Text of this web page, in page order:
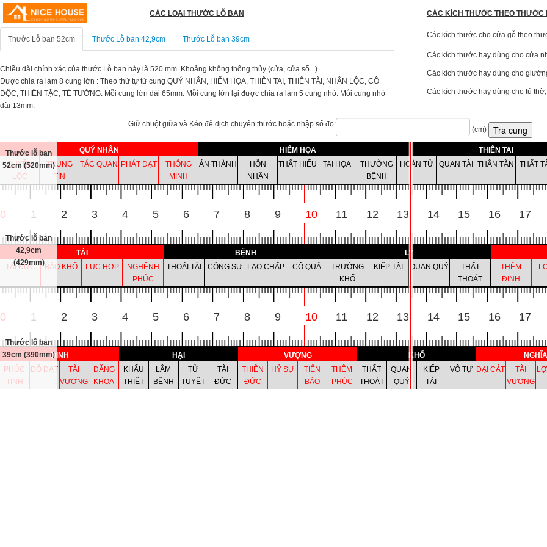
CÁC LOẠI THƯỚC LỖ BAN
Thước Lỗ ban 52cm Thước Lỗ ban 42,9cm Thước Lỗ ban 39cm
Chiều dài chính xác của thước Lỗ ban này là 520 mm. Khoảng không thông thủy (cửa, cửa sổ...)
Được chia ra làm 8 cung lớn : Theo thứ tự từ cung QUÝ NHÂN, HIỂM HỌA, THIÊN TAI, THIÊN TÀI, NHÂN LỘC, CÔ
ĐỘC, THIÊN TẶC, TỂ TƯỚNG. Mỗi cung lớn dài 65mm. Mỗi cung lớn lại được chia ra làm 5 cung nhỏ. Mỗi cung nhỏ
dài 13mm.
CÁC KÍCH THƯỚC THEO THƯỚC
Các kích thước cho cửa gỗ theo
Các kích thước hay dùng cho cửa
Các kích thước hay dùng cho
Các kích thước hay dùng cho tủ
Giữ chuột giữa và Kéo để dịch chuyển thước hoặc nhập số đo:
(cm)
Thước lỗ ban
52cm (520mm)
Thước lỗ ban
42,9cm
(429mm)
Thước lỗ ban
39cm (390mm)
QUÝ NHÂN
QUYỀN
LỘC
TRUNG
TÍN
TÁC QUAN PHÁT ĐẠT
THÔNG
MINH
HIỂM HỌA
ÁN THÀNH
HỖN
NHÂN
THẤT HIẾU TAI HỌA
THƯỜNG
BỆNH
THIÊN TAI
HOÀN TỬ
QUAN TÀI THÂN TÀN THẤT
0 1 2 3 4 5 6 7 8 9 10 11 12 13 14 15 16 17
TÀI
TÀI ĐỨC
BẢO KHỐ LỤC HỢP
NGHÊNH
PHÚC
BỆNH
THOÁI TÀI
CÔNG SỰ LAO CHẤP CÔ QUẢ
LY
TRƯỜNG
KHỐ
KIẾP TÀI QUAN QUỶ
THẤT
THOÁT
THÊM
ĐINH
TÀI
PHÚC
LY
KHỐ
THOÁT
ĐINH
0 1 2 3 4 5 6 7 8 9 10 11 12 13 14 15 16 17
ĐINH
PHÚC
TINH
ĐỖ ĐẠT
TÀI
VƯỢNG
ĐĂNG
KHOA
HẠI
KHẨU
THIỆT
LÂM
BỆNH
TỬ
TUYỆT
TÀI
ĐỨC
VƯỢNG
THIÊN
ĐỨC
HỶ SỰ
TIẾN
BẢO
THÊM
PHÚC
KHỔ
THẤT
THOÁT
QUAN
QUỶ
KIẾP
TÀI
VÔ TỰ
NGHĨA
ĐẠI CÁT
TÀI
VƯỢNG